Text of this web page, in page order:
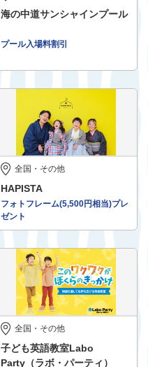
海の中道サンシャインプール
プール入場料割引
全国・その他
HAPISTA
フォトフレーム(5,500円相当)プレ
ゼント
全国・その他
子ども英語教室Labo
Party（ラボ・パーティ）